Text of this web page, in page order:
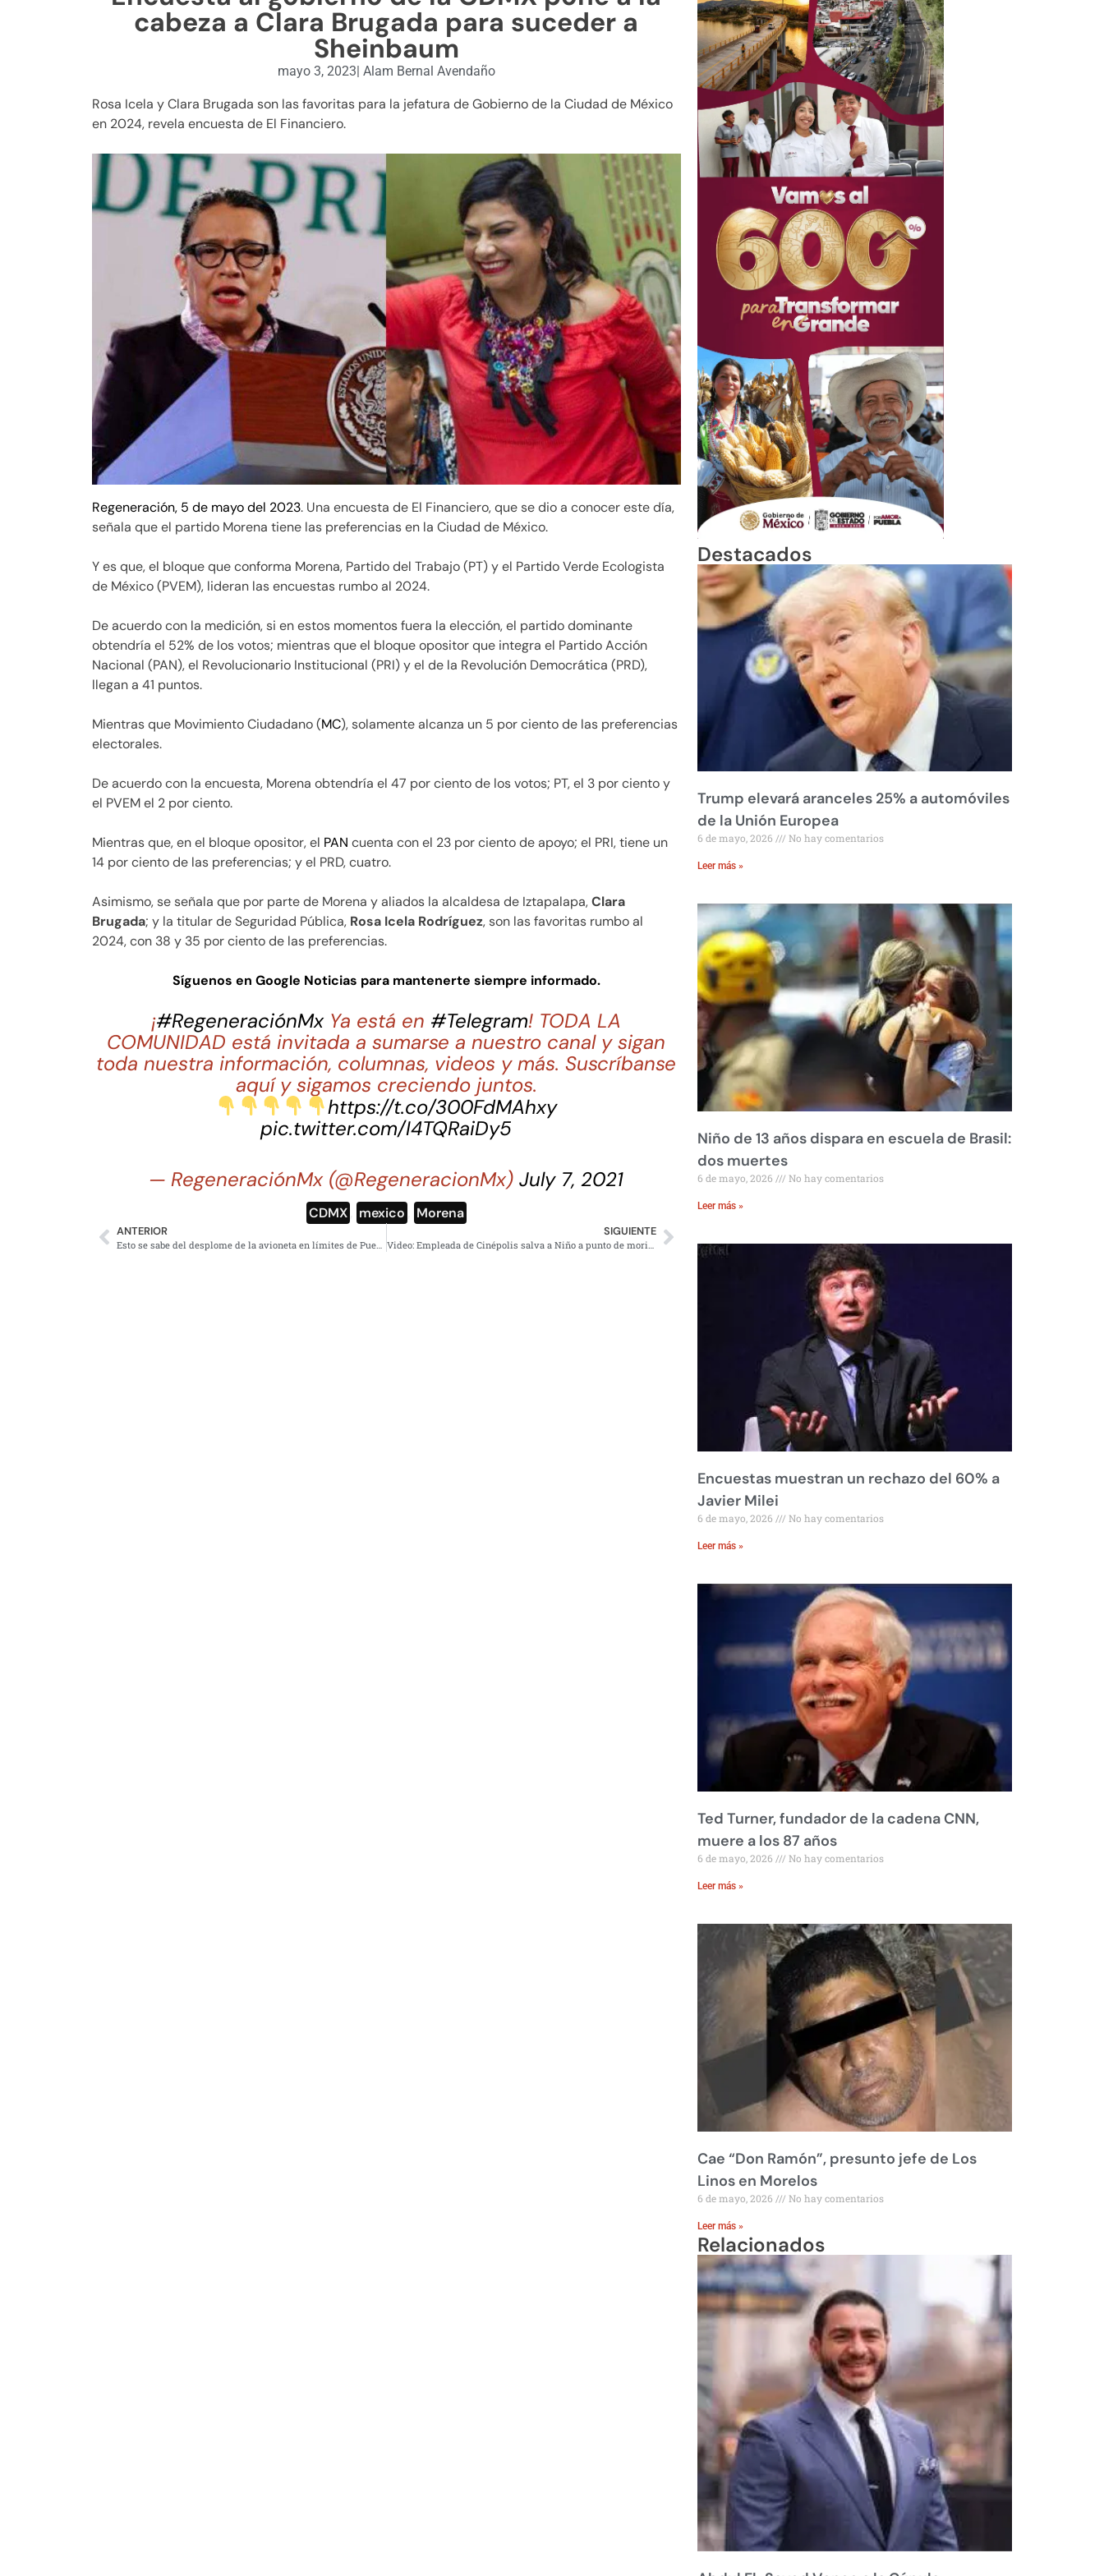
cabeza a Clara Brugada para suceder a
Sheinbaum
mayo 3, 2023 Alam Bernal Avendaño
Rosa Icela y Clara Brugada son las favoritas para la jefatura de Gobierno de la Ciudad de México
en 2024, revela encuesta de El Financiero.
Regeneración, 5 de mayo del 2023. Una encuesta de El Financiero, que se dio a conocer este día,
señala que el partido Morena tiene las preferencias en la Ciudad de México.
Y es que, el bloque que conforma Morena, Partido del Trabajo (PT) y el Partido Verde Ecologista
de México (PVEM), lideran las encuestas rumbo al 2024.
De acuerdo con la medición, si en estos momentos fuera la elección, el partido dominante
obtendría el 52% de los votos; mientras que el bloque opositor que integra el Partido Acción
Nacional (PAN), el Revolucionario Institucional (PRI) y el de la Revolución Democrática (PRD),
llegan a 41 puntos.
Mientras que Movimiento Ciudadano (MC), solamente alcanza un 5 por ciento de las preferencias
electorales.
De acuerdo con la encuesta, Morena obtendría el 47 por ciento de los votos; PT, el 3 por ciento y
el PVEM el 2 por ciento.
Mientras que, en el bloque opositor, el PAN cuenta con el 23 por ciento de apoyo; el PRI, tiene un
14 por ciento de las preferencias; y el PRD, cuatro.
Asimismo, se señala que por parte de Morena y aliados la alcaldesa de Iztapalapa,Clara
Brugada; y la titular de Seguridad Pública, Rosa Icela Rodríguez, son las favoritas rumbo al
2024, con 38 y 35 por ciento de las preferencias.
Síguenos en Google Noticias para mantenerte siempre informado.
¡#RegeneraciónMxYa está en #Telegram! TODA LA
COMUNIDAD está invitada a sumarse a nuestro canal y sigan
toda nuestra información, columnas, videos y más. Suscríbanse
aquí y sigamos creciendo juntos.
https://t.co/300FdMAhxy
pic.twitter.com/I4TQRaiDy5
— RegeneraciónMx (@RegeneracionMx)July 7, 2021
CDMX mexico Morena
ANTERIOR SIGUIENTE
Destacados
Trump elevará aranceles 25% a automóviles
de la Unión Europea
6 de mayo, 2026 No hay comentarios
Leer más »
Niño de 13 años dispara en escuela de Brasil:
dos muertes
6 de mayo, 2026 No hay comentarios
Leer más »
Encuestas muestran un rechazo del 60% a
Javier Milei
6 de mayo, 2026 No hay comentarios
Leer más »
Ted Turner, fundador de la cadena CNN,
muere a los 87 años
6 de mayo, 2026 No hay comentarios
Leer más »
Cae “Don Ramón”, presunto jefe de Los
Linos en Morelos
6 de mayo, 2026 No hay comentarios
Leer más »
Relacionados